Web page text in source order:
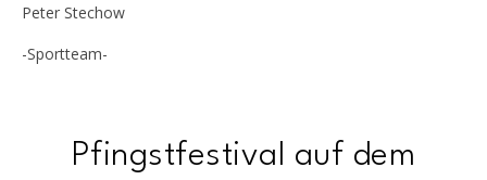
Peter Stechow
-Sportteam-
Pfingstfestival auf dem